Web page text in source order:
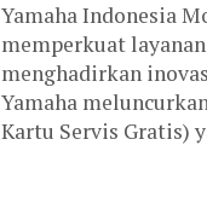
Yamaha Indonesia
memperkuat
menghadirkan
Yamaha
Kartu Servis Gratis)